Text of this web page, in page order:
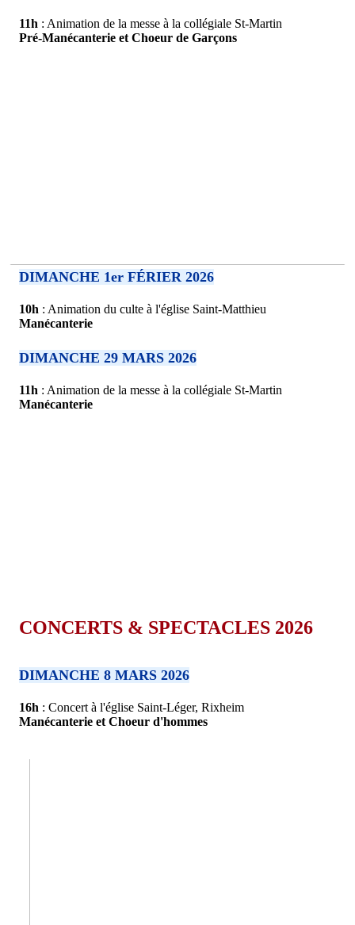
11h : Animation de la messe à la collégiale St-Martin
Pré-Manécanterie et Choeur de Garçons
DIMANCHE 1er FÉRIER 2026
10h : Animation du culte à l'église Saint-Matthieu
Manécanterie
DIMANCHE 29 MARS 2026
11h : Animation de la messe à la collégiale St-Martin
Manécanterie
CONCERTS & SPECTACLES 2026
DIMANCHE 8 MARS 2026
16h : Concert à l'église Saint-Léger, Rixheim
Manécanterie et Choeur d'hommes